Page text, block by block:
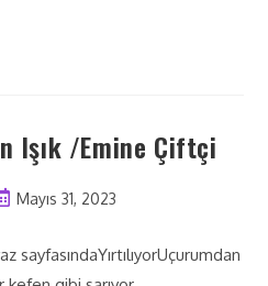
Işık /Emine Çiftçi
Mayıs 31, 2023
sayfasındaYırtılıyorUçurumdan